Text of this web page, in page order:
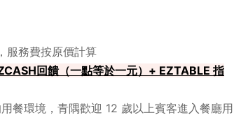
服務費按原價計算
回饋（一點等於一元）+ EZTABLE 指
餐環境，青隅歡迎 12 歲以上賓客進入餐廳用